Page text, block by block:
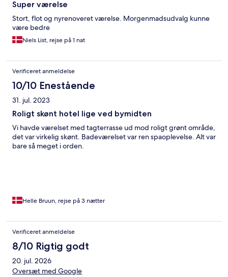
Super værelse
Stort, flot og nyrenoveret værelse. Morgenmadsudvalg kunne
være bedre
Niels List, rejse på 1 nat
Verificeret anmeldelse
10/10 Enestående
31. jul. 2023
Roligt skønt hotel lige ved bymidten
Vi havde værelset med tagterrasse ud mod roligt grønt område,
det var virkelig skønt. Badeværelset var ren spaoplevelse. Alt var
bare så meget i orden.
Helle Bruun, rejse på 3 nætter
Verificeret anmeldelse
8/10 Rigtig godt
20. jul. 2026
Oversæt med Google